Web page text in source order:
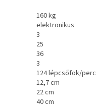
160 kg
elektronikus
3
25
36
3
124 lépcsőfok/perc
12,7 cm
22 cm
40 cm